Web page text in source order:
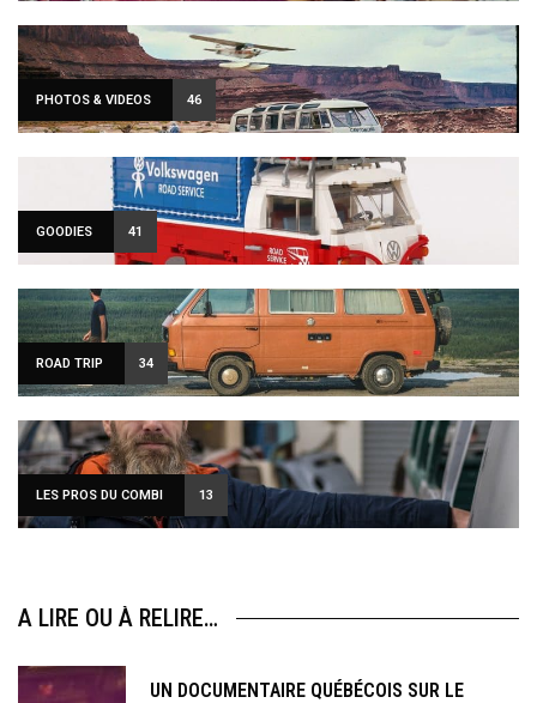
PHOTOS & VIDEOS 46
GOODIES 41
ROAD TRIP 34
LES PROS DU COMBI 13
A LIRE OU À RELIRE…
UN DOCUMENTAIRE QUÉBÉCOIS SUR LE